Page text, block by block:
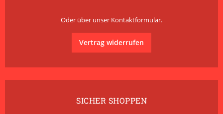
Oder über unser Kontaktformular.
Vertrag widerrufen
SICHER SHOPPEN